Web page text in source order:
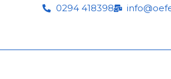
0294 418398